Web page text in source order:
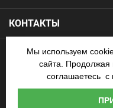
КОНТАКТЫ
Copyright 2026.Все права
— продажа футбольной
Мы используем
сайта. Продолжая
соглашаетесь с